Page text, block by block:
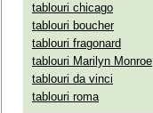
tablouri chicago
tablouri boucher
tablouri fragonard
tablouri Marilyn Monroe
tablouri da vinci
tablouri roma